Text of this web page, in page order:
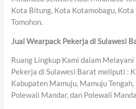
Kota Bitung, Kota Kotamobagu, Kota
Tomohon.
Jual Wearpack Pekerja di Sulawesi
Ruang Lingkup Kami dalam
Pekerja di Sulawesi Barat meliputi :
Kabupaten Mamuju, Mamuju
Polewali Mandar, dan Polewali